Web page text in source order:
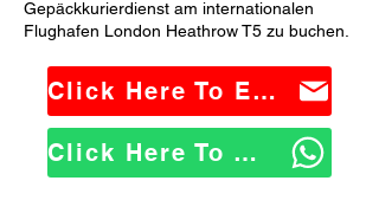
Gepäckkurierdienst am internationalen
Flughafen London Heathrow T5 zu buchen.
Click Here To Email Us
Click Here To WhatsApp Us